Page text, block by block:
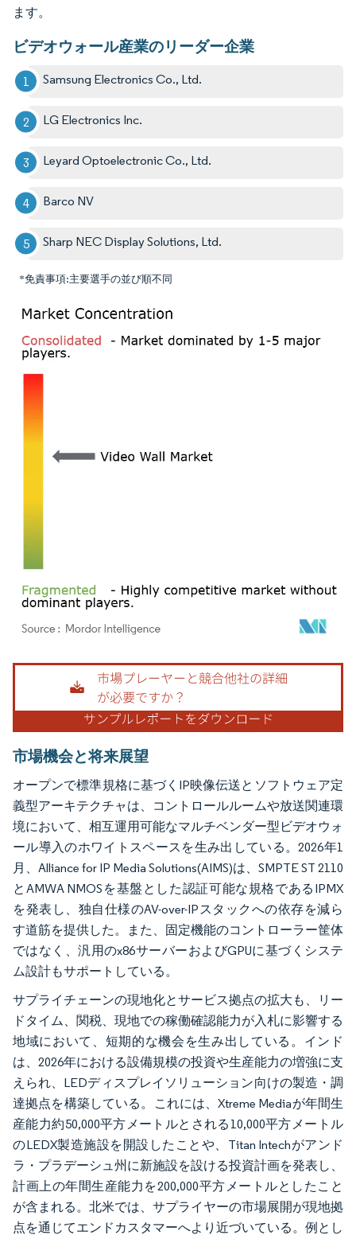
ます。
ビデオウォール産業のリーダー企業
Samsung Electronics Co., Ltd.
LG Electronics Inc.
Leyard Optoelectronic Co., Ltd.
Barco NV
Sharp NEC Display Solutions, Ltd.
*免責事項:主要選手の並び順不同
画像 © Mordor Intelligence。再利用にはCC BY 4.0の表示が必要です。
市場機会と将来展望
オープンで標準規格に基づくIP映像伝送とソフトウェア定
義型アーキテクチャは、コントロールルームや放送関連環
境において、相互運用可能なマルチベンダー型ビデオウォ
ール導入のホワイトスペースを生み出している。2026年1
月、Alliance for IP Media Solutions(AIMS)は、SMPTE ST 2110
とAMWA NMOSを基盤とした認証可能な規格であるIPMX
を発表し、独自仕様のAV-over-IPスタックへの依存を減ら
す道筋を提供した。また、固定機能のコントローラー筐体
ではなく、汎用のx86サーバーおよびGPUに基づくシステ
ム設計もサポートしている。
サプライチェーンの現地化とサービス拠点の拡大も、リー
ドタイム、関税、現地での稼働確認能力が入札に影響する
地域において、短期的な機会を生み出している。インド
は、2026年における設備規模の投資や生産能力の増強に支
えられ、LEDディスプレイソリューション向けの製造・調
達拠点を構築している。これには、Xtreme Mediaが年間生
産能力約50,000平方メートルとされる10,000平方メートル
のLEDX製造施設を開設したことや、Titan Intechがアンド
ラ・プラデーシュ州に新施設を設ける投資計画を発表し、
計画上の年間生産能力を200,000平方メートルとしたこと
が含まれる。北米では、サプライヤーの市場展開が現地拠
点を通じてエンドカスタマーへより近づいている。例とし